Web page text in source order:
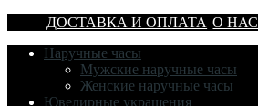
ДОСТАВКА И ОПЛАТА О НАС
Наручные часы
Мужские наручные часы
Женские наручные часы
Ювелирные украшения